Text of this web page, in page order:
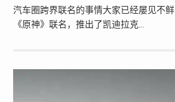
汽车圈跨界联名的事情大家已经屡见不
《原神》联名，推出了凯迪拉克…